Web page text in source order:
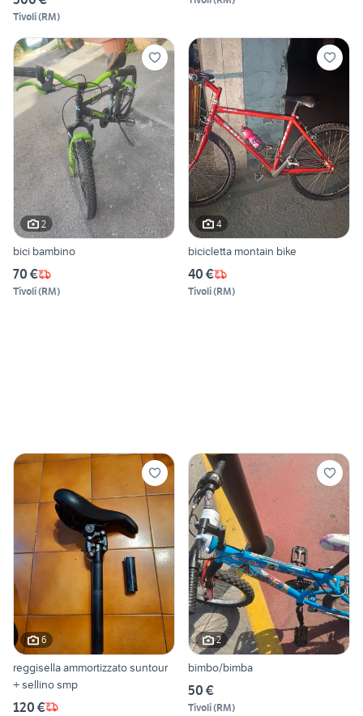
Tivoli(RM)
2
bici bambino
70 €
Tivoli(RM)
4
bicicletta montain bike
40 €
Tivoli(RM)
6
reggisella ammortizzato suntour
+ sellino smp
120 €
2
bimbo/bimba
50 €
Tivoli(RM)